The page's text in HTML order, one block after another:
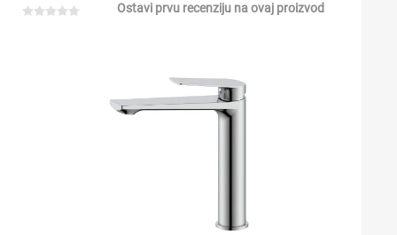
Ostavi prvu recenziju na ovaj proizvod